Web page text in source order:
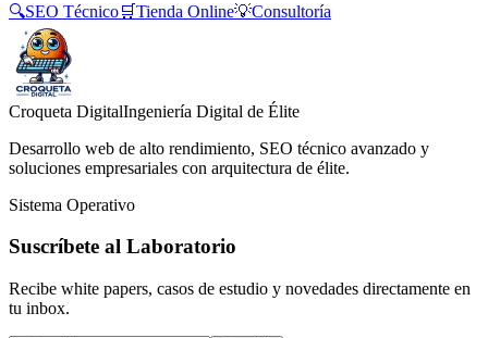
🔍SEO Técnico🛒Tienda Online💡Consultoría
Croqueta DigitalIngeniería Digital de Élite
Desarrollo web de alto rendimiento, SEO técnico avanzado y
soluciones empresariales con arquitectura de élite.
Sistema Operativo
Suscríbete al Laboratorio
Recibe white papers, casos de estudio y novedades directamente en
tu inbox.